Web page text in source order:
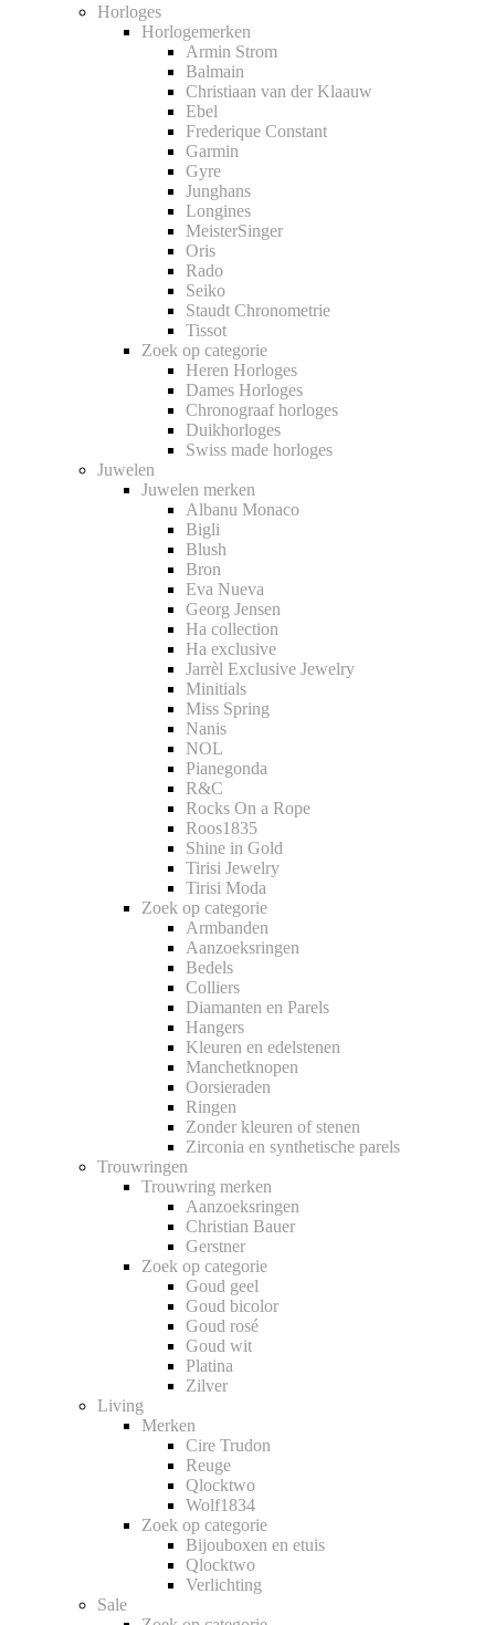
Horloges
Horlogemerken
Armin Strom
Balmain
Christiaan van der Klaauw
Ebel
Frederique Constant
Garmin
Gyre
Junghans
Longines
MeisterSinger
Oris
Rado
Seiko
Staudt Chronometrie
Tissot
Zoek op categorie
Heren Horloges
Dames Horloges
Chronograaf horloges
Duikhorloges
Swiss made horloges
Juwelen
Juwelen merken
Albanu Monaco
Bigli
Blush
Bron
Eva Nueva
Georg Jensen
Ha collection
Ha exclusive
Jarrèl Exclusive Jewelry
Minitials
Miss Spring
Nanis
NOL
Pianegonda
R&C
Rocks On a Rope
Roos1835
Shine in Gold
Tirisi Jewelry
Tirisi Moda
Zoek op categorie
Armbanden
Aanzoeksringen
Bedels
Colliers
Diamanten en Parels
Hangers
Kleuren en edelstenen
Manchetknopen
Oorsieraden
Ringen
Zonder kleuren of stenen
Zirconia en synthetische parels
Trouwringen
Trouwring merken
Aanzoeksringen
Christian Bauer
Gerstner
Zoek op categorie
Goud geel
Goud bicolor
Goud rosé
Goud wit
Platina
Zilver
Living
Merken
Cire Trudon
Reuge
Qlocktwo
Wolf1834
Zoek op categorie
Bijouboxen en etuis
Qlocktwo
Verlichting
Sale